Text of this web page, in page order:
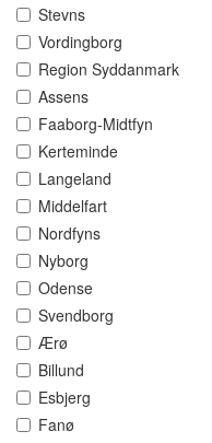
Stevns
Vordingborg
Region Syddanmark
Assens
Faaborg-Midtfyn
Kerteminde
Langeland
Middelfart
Nordfyns
Nyborg
Odense
Svendborg
Ærø
Billund
Esbjerg
Fanø